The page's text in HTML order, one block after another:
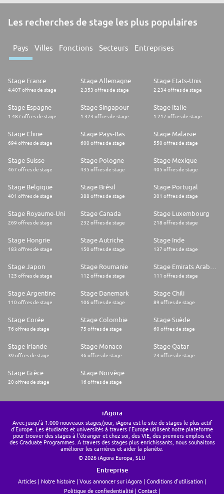
Les recherches de stage les plus populaires
Pays Villes Fonctions Secteurs Entreprises
Stage France
4.407 offres de stage
Stage Allemagne
2.353 offres de stage
Stage Etats-Unis
2.234 offres de stage
Stage Espagne
1.487 offres de stage
Stage Singapour
1.323 offres de stage
Stage Italie
1.217 offres de stage
Stage Chine
694 offres de stage
Stage Pays-Bas
600 offres de stage
Stage Malaisie
550 offres de stage
Stage Suisse
467 offres de stage
Stage Pologne
435 offres de stage
Stage Mexique
405 offres de stage
Stage Belgique
401 offres de stage
Stage Brésil
388 offres de stage
Stage Portugal
301 offres de stage
Stage Royaume-Uni
269 offres de stage
Stage Canada
232 offres de stage
Stage Luxembourg
218 offres de stage
Stage Hongrie
183 offres de stage
Stage Autriche
150 offres de stage
Stage Inde
137 offres de stage
Stage Japon
125 offres de stage
Stage Roumanie
112 offres de stage 111 offres de stage
Stage Argentine
110 offres de stage
Stage Danemark
106 offres de stage
Stage Chili
89 offres de stage
Stage Corée
76 offres de stage
Stage Colombie
75 offres de stage
Stage Suède
60 offres de stage
Stage Irlande
39 offres de stage
Stage Monaco
36 offres de stage
Stage Qatar
23 offres de stage
Stage Grèce
20 offres de stage
Stage Norvège
16 offres de stage
iAgora
Avec jusqu'à 1.000 nouveaux stages/jour, iAgora est le site de stages le plus actif
d'Europe. Les étudiants et universités à travers l'Europe utilisent notre plateforme
pour trouver des stages à l'étranger et chez soi, des VIE, des premiers emplois et
des Graduate Programmes. A travers des stages plus enrichissants, nous souhaitons
améliorer les carrières et aider la planète.
© 2026 iAgora Europa, SLU
Entreprise
Articles Notre histoire Vous annoncer sur iAgora
Conditions d'utilisation
Politique de confiedentialité
Contact